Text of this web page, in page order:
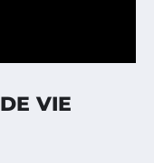
VIE